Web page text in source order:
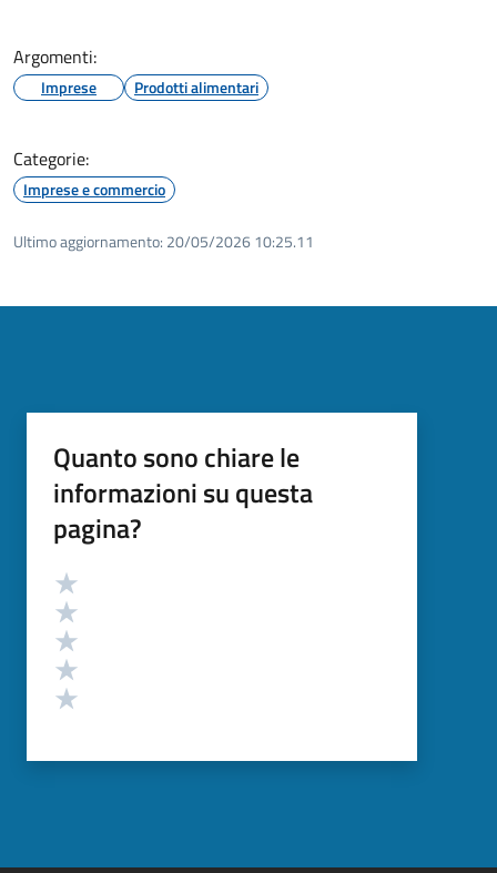
Argomenti:
Imprese Prodotti alimentari
Categorie:
Imprese e commercio
Ultimo aggiornamento: 20/05/2026 10:25.11
Quanto sono chiare le
informazioni su questa
pagina?
Valutazione